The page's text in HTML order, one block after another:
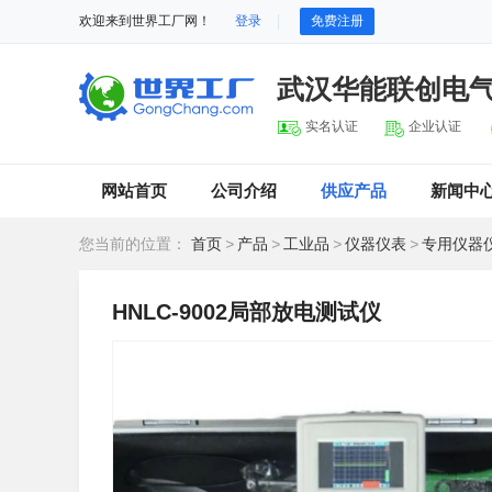
欢迎来到世界工厂网！ 登录 免费注册
武汉华能联创电
实名认证 企业认证
网站首页 公司介绍 供应产品 新闻中
您当前的位置： 首页 > 产品 > 工业品 >仪器仪表 >专用仪器
HNLC-9002局部放电测试仪